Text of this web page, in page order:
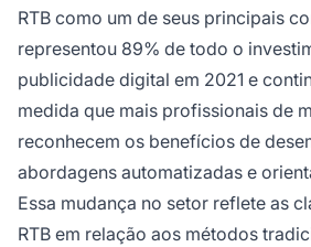
RTB como um de seus principais
representou 89% de todo o
publicidade digital em 2021 e
medida que mais profissionais de
reconhecem os benefícios de
abordagens automatizadas e
Essa mudança no setor reflete as
RTB em relação aos métodos